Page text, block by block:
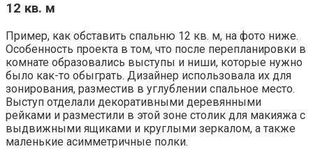
12 кв. м
Пример, как обставить спальню 12 кв. м, на фото ниже.
Особенность проекта в том, что после перепланировки в
комнате образовались выступы и ниши, которые нужно
было как-то обыграть. Дизайнер использовала их для
зонирования, разместив в углублении спальное место.
Выступ отделали декоративными деревянными
рейками и разместили в этой зоне столик для макияжа с
выдвижными ящиками и круглыми зеркалом, а также
маленькие асимметричные полки.